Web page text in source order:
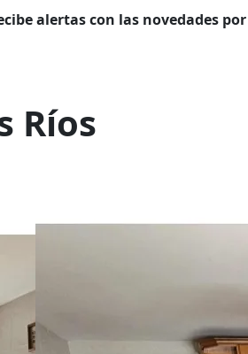
alertas con las novedades
Ríos